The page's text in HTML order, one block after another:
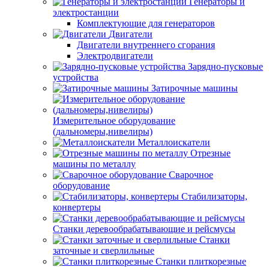
электростанции
Комплектующие для генераторов
Двигатели
Двигатели внутреннего сгорания
Электродвигатели
Зарядно-пусковые
устройства
Затирочные машины
Измерительное оборудование
(дальномеры,нивелиры)
Металлоискатели
Отрезные
машины по металлу
Сварочное
оборудование
Стабилизаторы,
конвертеры
Станки деревообрабатывающие и рейсмусы
Станки
заточные и сверлильные
Станки плиткорезные